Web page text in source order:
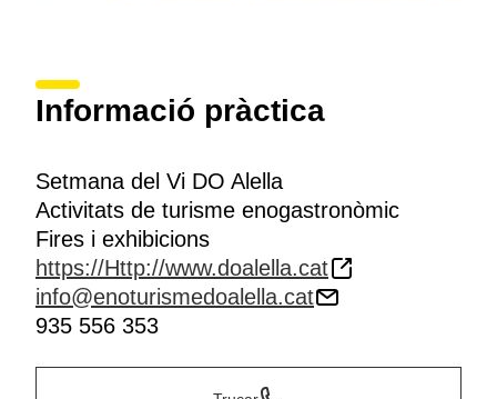
Informació pràctica
Setmana del Vi DO Alella
Activitats de turisme enogastronòmic
Fires i exhibicions
https://Http://www.doalella.cat
info@enoturismedoalella.cat
935 556 353